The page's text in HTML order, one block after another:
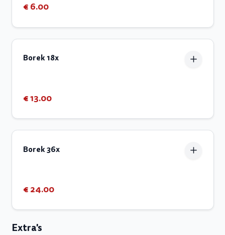
€ 6.00
Borek 18x
€ 13.00
Borek 36x
€ 24.00
Extra's